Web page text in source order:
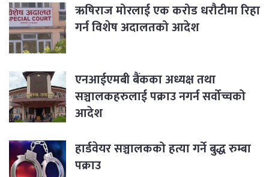
ऋषिराज मोरलाई एक करोड धरौटीमा रिहा
गर्न विशेष अदालतको आदेश
एनआईएमबी बैंकका अध्यक्ष तथा
सञ्चालकहरुलाई पक्राउ नगर्न सर्वोच्चको
आदेश
हार्डवेयर सञ्चालकको हत्या गर्ने बुद्ध रुम्बा
पक्राउ